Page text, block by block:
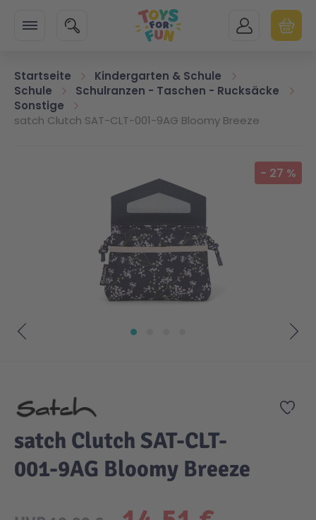
SUCHE MEIN KONTO
Startseite
Kindergarten & Schule
Schule
Schulranzen - Taschen - Rucksäcke
Sonstige
satch Clutch SAT-CLT-001-9AG Bloomy Breeze
- 27 %
Zur
satch Clutch SAT-CLT-
001-9AG Bloomy Breeze